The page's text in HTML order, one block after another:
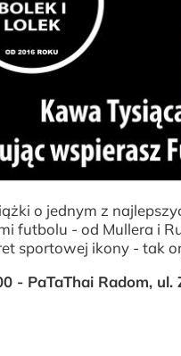
o jednym z
futbolu - od Mullera i
sportowej ikony - tak
- PaTaThai Radom, ul.